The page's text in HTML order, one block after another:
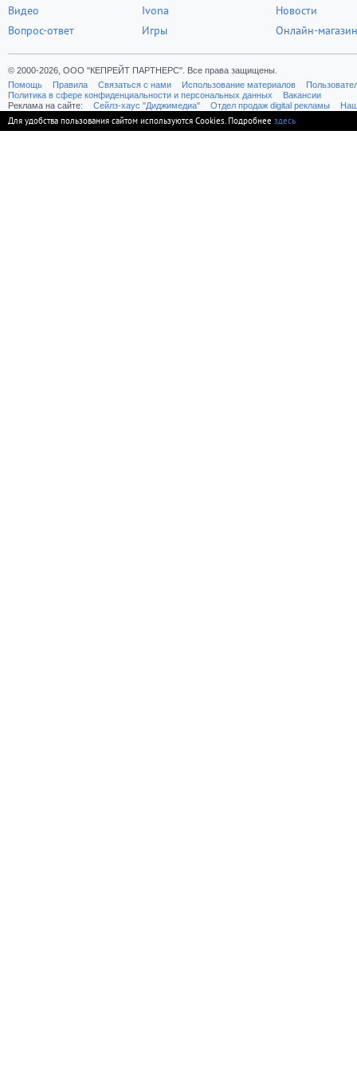
Видео
Вопрос-ответ
Ivona
Игры
Новости
Онлайн-магазин
© 2000-2026, ООО "КЕПРЕЙТ ПАРТНЕРС". Все права защищены.
Помощь
Правила Связаться с нами Использование материалов
Политика в сфере конфиденциальности и персональных данных
Вакансии
Реклама на сайте:
Cейлз-хаус "Диджимедиа" Отдел продаж digital рекламы
Для удобства пользования сайтом используются Cookies. Подробнее здесь